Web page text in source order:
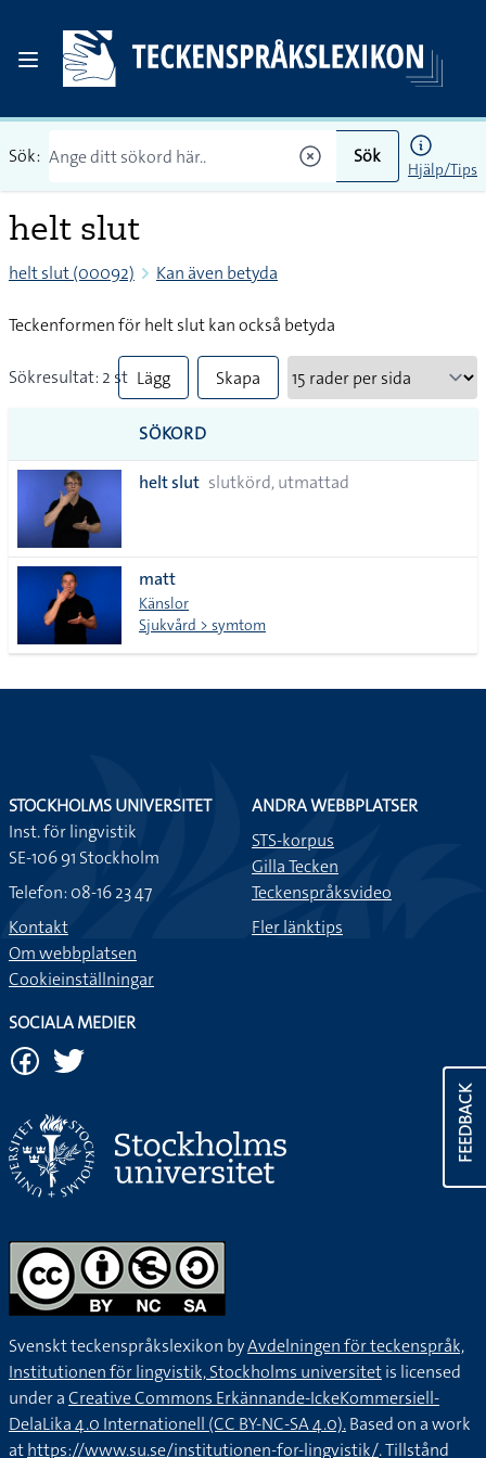
Sök: Sök
Hjälp/Tips
helt slut
helt slut (00092) Kan även betyda
Teckenformen för helt slut kan också betyda
Sökresultat: 2 st Lägg
till
alla i
Skapa
SÖKORD
helt slut slutkörd, utmattad
matt
Känslor
Sjukvård > symtom
FEEDBACK
STOCKHOLMS UNIVERSITET
Inst. för lingvistik
SE-106 91 Stockholm
Telefon: 08-16 23 47
Kontakt
Om webbplatsen
Cookieinställningar
ANDRA WEBBPLATSER
STS-korpus
Gilla Tecken
Teckenspråksvideo
Fler länktips
SOCIALA MEDIER
Svenskt teckenspråkslexikon byAvdelningen för teckenspråk,
Institutionen för lingvistik, Stockholms universitetis licensed
under aCreative Commons Erkännande-IckeKommersiell-
DelaLika 4.0 Internationell (CC BY-NC-SA 4.0).Based on a work
athttps://www.su.se/institutionen-for-lingvistik/. Tillstånd